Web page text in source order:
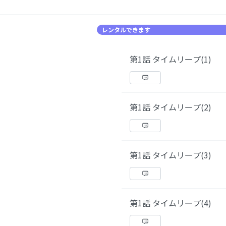
レンタルできます
第1話 タイムリープ(1)
第1話 タイムリープ(2)
第1話 タイムリープ(3)
第1話 タイムリープ(4)